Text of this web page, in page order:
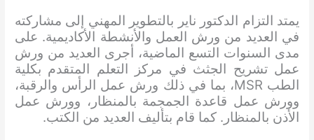
يمتد التزام الدكتور ناير بالتطوير المهني إلى مشاركته
في العديد من ورش العمل والأنشطة الأكاديمية. على
مدى السنوات التسع الماضية، أجرى العديد من ورش
عمل تشريح الجثث في مركز التعلم المتقدم بكلية
الطب MSR، بما في ذلك ورش عمل الرأس والرقبة،
وورش عمل قاعدة الجمجمة بالمنظار، وورش عمل
الأذن بالمنظار. كما قام بتأليف العديد من الكتب.